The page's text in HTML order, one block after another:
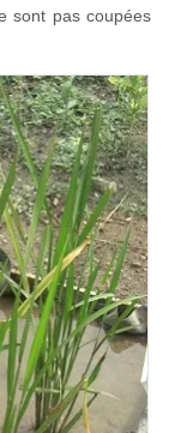
sont pas coupées